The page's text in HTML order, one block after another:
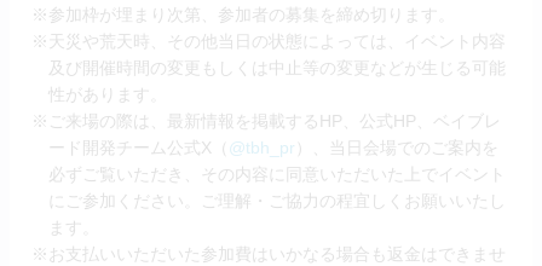
※参加枠が埋まり次第、参加者の募集を締め切ります。
※天災や荒天時、その他当日の状態によっては、イベント内容
及び開催時間の変更もしくは中止等の変更などが生じる可能
性があります。
※ご来場の際は、最新情報を掲載するHP、公式HP、ベイブレ
ード開発チーム公式X（ @tbh_pr ）、当日会場でのご案内を
必ずご覧いただき、その内容に同意いただいた上でイベント
にご参加ください。ご理解・ご協力の程宜しくお願いいたし
ます。
※お支払いいただいた参加費はいかなる場合も返金はできませ